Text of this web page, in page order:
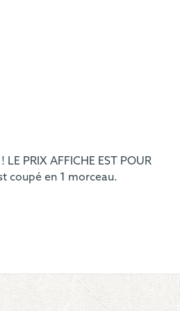
PRIX AFFICHE EST POUR
coupé en 1 morceau.